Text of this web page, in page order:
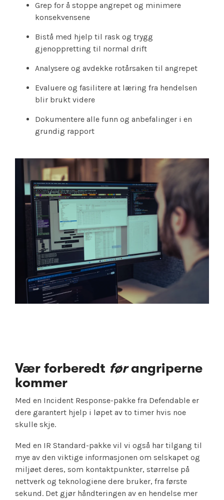
Grep for å stoppe angrepet og minimere
konsekvensene
Bistå med hjelp til rask og trygg
gjenoppretting til normal drift
Analysere og avdekke rotårsaken til angrepet
Evaluere og fasilitere at læring fra hendelsen
blir brukt videre
Dokumentere alle funn og anbefalinger i en
grundig rapport
Vær forberedt førangriperne
kommer
Med en Incident Response-pakke fra Defendable er
dere garantert hjelp i løpet av to timer hvis noe
skulle skje.
Med en IR Standard-pakke vil vi også har tilgang til
mye av den viktige informasjonen om selskapet og
miljøet deres, som kontaktpunkter, størrelse på
nettverk og teknologiene dere bruker, fra første
sekund. Det gjør håndteringen av en hendelse mer